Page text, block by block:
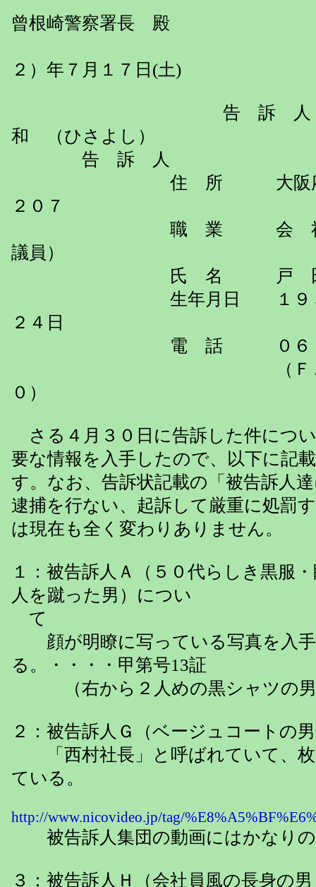
曾根崎警察署長 殿
２）年７月１７日(土)
告 訴 人
和 （ひさよし）
告 訴 人
住 所 大阪府門真市新
２０７
職 業 会 社 員 （
議員）
氏 名 戸 田 久 和
生年月日 １９５６（
２４日
電 話 ０６－６９０
（ＦＡＸ ０６－６
０）
さる４月３０日に告訴した件につ
要な情報を入手したので、以下に記
す。なお、告訴状記載の「被告訴人
逮捕を行ない、起訴して厳重に処罰
は現在も全く変わりありません。
１：被告訴人Ａ（５０代らしき黒服
人を蹴った男）につい
て
顔が明瞭に写っている写真を入手
る。・・・・甲第号13証
（右から２人めの黒シャツの
２：被告訴人Ｇ（ベージュコートの
「西村社長」と呼ばれていて、枚
ている。
http://www.nicovideo.jp/tag/
被告訴人集団の動画にはかなりの
３：被告訴人Ｈ（会社員風の長身の